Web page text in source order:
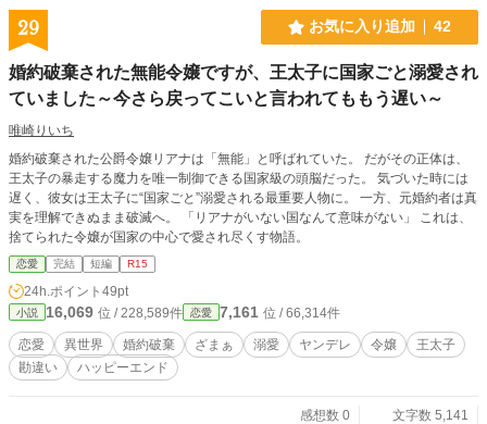
気付かなければならないことを見逃している間違いや矛盾などありましたら教え
てくださり助かっています。お読みくださっている方々には大変申し訳ないで
す。 どうぞ懲りずに今後もお付き合いいただけますと幸いです。 ※7月3日が最
終話アップとなります。
29 お気に入り追加 42
婚約破棄された無能令嬢ですが、王太子に国家ごと溺愛され
ていました～今さら戻ってこいと言われてももう遅い～
唯崎りいち
婚約破棄された公爵令嬢リアナは「無能」と呼ばれていた。 だがその正体は、
王太子の暴走する魔力を唯一制御できる国家級の頭脳だった。 気づいた時には
遅く、彼女は王太子に“国家ごと”溺愛される最重要人物に。 一方、元婚約者は真
実を理解できぬまま破滅へ。 「リアナがいない国なんて意味がない」 これは、
捨てられた令嬢が国家の中心で愛され尽くす物語。
恋愛 完結 短編 R15
24h.ポイント 49pt
小説 16,069 位 / 228,589件 恋愛 7,161 位 / 66,314件
恋愛 異世界 婚約破棄 ざまぁ 溺愛 ヤンデレ 令嬢
王太子
勘違い
ハッピーエンド
感想数 0
文字数 5,141